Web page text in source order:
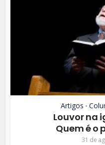
Artigos •
Louvor na
Quem é o
31 de